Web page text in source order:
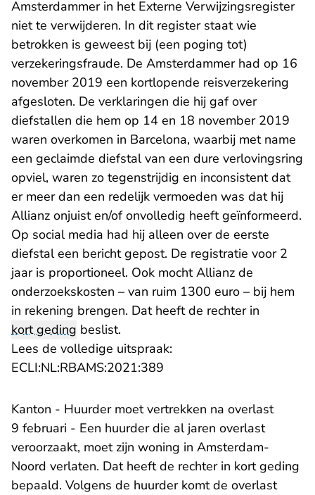
Amsterdammer in het Externe Verwijzingsregister
niet te verwijderen. In dit register staat wie
betrokken is geweest bij (een poging tot)
verzekeringsfraude. De Amsterdammer had op 16
november 2019 een kortlopende reisverzekering
afgesloten. De verklaringen die hij gaf over
diefstallen die hem op 14 en 18 november 2019
waren overkomen in Barcelona, waarbij met name
een geclaimde diefstal van een dure verlovingsring
opviel, waren zo tegenstrijdig en inconsistent dat
er meer dan een redelijk vermoeden was dat hij
Allianz onjuist en/of onvolledig heeft geïnformeerd.
Op social media had hij alleen over de eerste
diefstal een bericht gepost. De registratie voor 2
jaar is proportioneel. Ook mocht Allianz de
onderzoekskosten – van ruim 1300 euro – bij hem
in rekening brengen. Dat heeft de rechter in
kort geding beslist.
Lees de volledige uitspraak:
ECLI:NL:RBAMS:2021:389
Kanton - Huurder moet vertrekken na overlast
9 februari - Een huurder die al jaren overlast
veroorzaakt, moet zijn woning in Amsterdam-
Noord verlaten. Dat heeft de rechter in kort geding
bepaald. Volgens de huurder komt de overlast